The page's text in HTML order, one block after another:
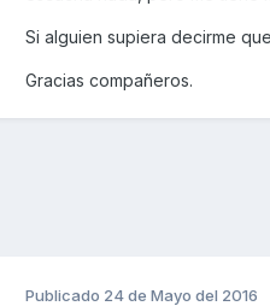
Si alguien supiera decirme
Gracias compañeros.
Publicado 24 de Mayo del 2016